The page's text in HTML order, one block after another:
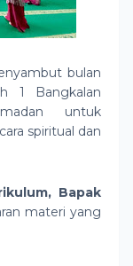
bulan
1 Bangkalan
untuk
spiritual dan
Bapak
materi yang